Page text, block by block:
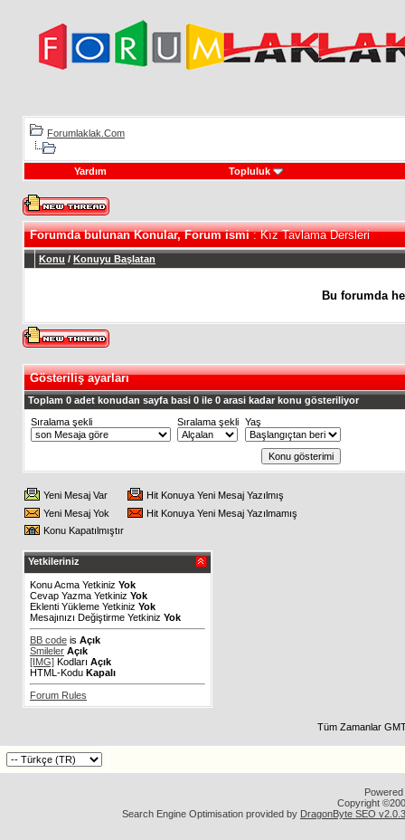
Forumlaklak.Com
Yardım Topluluk
Forumda bulunan Konular, Forum ismi: Kız Tavlama Dersleri
Konu / Konuyu Başlatan
Bu forumda
Gösteriliş ayarları
Toplam 0 adet konudan sayfa basi 0 ile 0 arasi kadar konu gösteriliyor
Sıralama şekli
Sıralama şekli Yaş
Yeni Mesaj Var
Hit Konuya Yeni Mesaj Yazılmış
Yeni Mesaj Yok
Hit Konuya Yeni Mesaj Yazılmamış
Konu Kapatılmıştır
Yetkileriniz
Konu Acma Yetkiniz Yok
Cevap Yazma Yetkiniz Yok
Eklenti Yükleme Yetkiniz Yok
Mesajınızı Değiştirme Yetkiniz Yok
BB code is Açık
Smileler Açık
[IMG] Kodları Açık
HTML-Kodu Kapalı
Forum Rules
Tüm Zamanlar
Copyright
Search Engine Optimisation provided by DragonByte SEO